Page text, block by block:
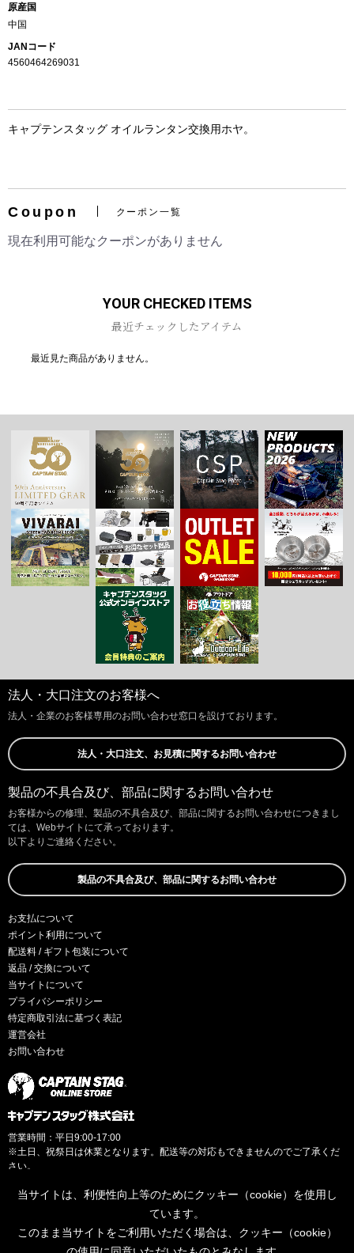
原産国
中国
JANコード
4560464269031
キャプテンスタッグ オイルランタン交換用ホヤ。
Coupon クーポン一覧
現在利用可能なクーポンがありません
YOUR CHECKED ITEMS
最近チェックしたアイテム
最近見た商品がありません。
法人・大口注文のお客様へ
法人・企業のお客様専用のお問い合わせ窓口を設けております。
法人・大口注文、お見積に関するお問い合わせ
製品の不具合及び、部品に関するお問い合わせ
お客様からの修理、製品の不具合及び、部品に関するお問い合わせにつきまし
ては、Webサイトにて承っております。
以下よりご連絡ください。
製品の不具合及び、部品に関するお問い合わせ
お支払について
ポイント利用について
配送料 / ギフト包装について
返品 / 交換について
当サイトについて
プライバシーポリシー
特定商取引法に基づく表記
運営会社
お問い合わせ
営業時間：平日9:00-17:00
※土日、祝祭日は休業となります。配送等の対応もできませんのでご了承くだ
さい。
当サイトは、利便性向上等のためにクッキー（cookie）を使用し
ています。
このまま当サイトをご利用いただく場合は、クッキー（cookie）